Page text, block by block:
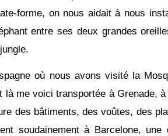
forme, on nous aidait à nous
entre ses deux grandes
où nous avons visité la
là me voici transportée à Grenade,
des bâtiments, des voûtes, des
soudainement à Barcelone,